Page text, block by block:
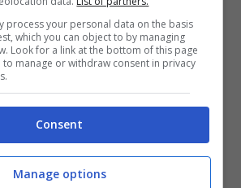
che cambieranno in positivo il tuo
Passiamo subito al secondo.
spalanca gli occhi
la fronte: immagina di
process your personal data on the basis
which you can object to by managing
Look for a link at the bottom of this page
to manage or withdraw consent in privacy
Consent
Manage options